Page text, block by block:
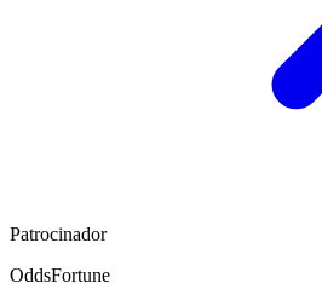
Patrocinador
OddsFortune